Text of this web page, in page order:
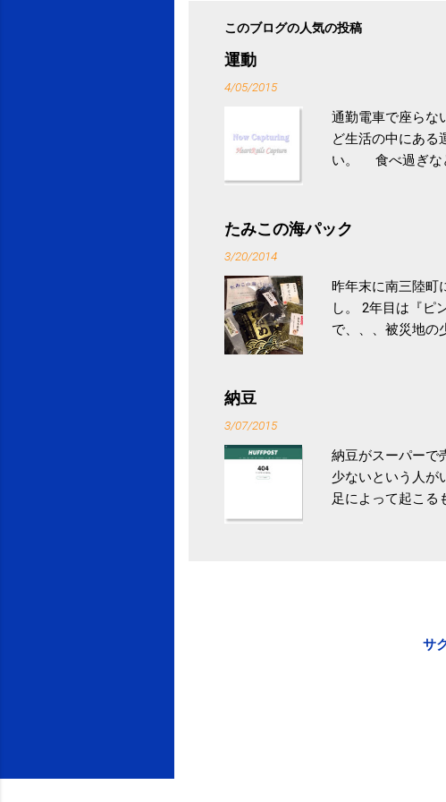
このブログの人気の投稿
運動
4/05/2015
通勤電車で座らな
ど生活の中にある
い。 食べ過ぎな
ル性脂肪性肝疾
続けることが有用
たみこの海パック
3/20/2014
昨年末に南三陸町
し。 2年目は『ピ
で、、、被災地の
税になるという
納豆
3/07/2015
納豆がスーパーで
少ないという人が
足によって起こる
いためには、食
豆」！ 1日1パッ
味しい食べかた
目安が30回～40
り一層引き立つ
給 | セルフドク
うが身体にお財
サ